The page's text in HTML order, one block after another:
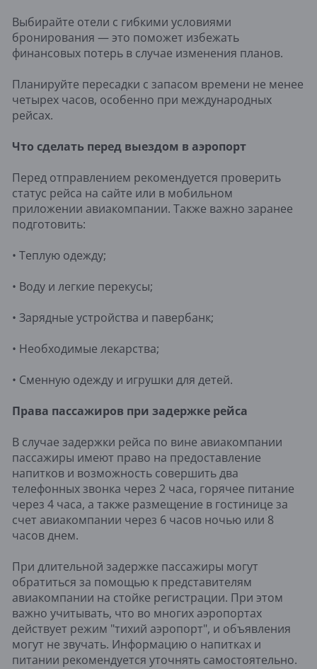
Выбирайте отели с гибкими условиями
бронирования — это поможет избежать
финансовых потерь в случае изменения планов.
Планируйте пересадки с запасом времени не менее
четырех часов, особенно при международных
рейсах.
Что сделать перед выездом в аэропорт
Перед отправлением рекомендуется проверить
статус рейса на сайте или в мобильном
приложении авиакомпании. Также важно заранее
подготовить:
• Теплую одежду;
• Воду и легкие перекусы;
• Зарядные устройства и павербанк;
• Необходимые лекарства;
• Сменную одежду и игрушки для детей.
Права пассажиров при задержке рейса
В случае задержки рейса по вине авиакомпании
пассажиры имеют право на предоставление
напитков и возможность совершить два
телефонных звонка через 2 часа, горячее питание
через 4 часа, а также размещение в гостинице за
счет авиакомпании через 6 часов ночью или 8
часов днем.
При длительной задержке пассажиры могут
обратиться за помощью к представителям
авиакомпании на стойке регистрации. При этом
важно учитывать, что во многих аэропортах
действует режим "тихий аэропорт", и объявления
могут не звучать. Информацию о напитках и
питании рекомендуется уточнять самостоятельно.